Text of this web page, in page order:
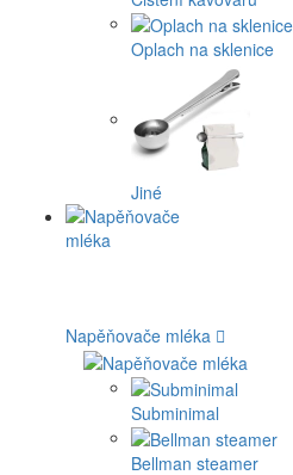
Oplach na sklenice
Jiné
Napěňovače mléka
Subminimal
Bellman steamer